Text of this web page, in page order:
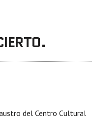
del Centro Cultural